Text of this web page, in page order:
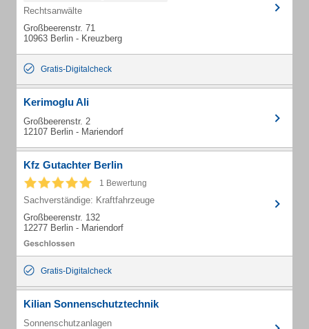
Rechtsanwälte
Großbeerenstr. 71
10963 Berlin - Kreuzberg
Gratis-Digitalcheck
Kerimoglu Ali
Großbeerenstr. 2
12107 Berlin - Mariendorf
Kfz Gutachter Berlin
1 Bewertung
Sachverständige: Kraftfahrzeuge
Großbeerenstr. 132
12277 Berlin - Mariendorf
Gratis-Digitalcheck
Kilian Sonnenschutztechnik
Sonnenschutzanlagen